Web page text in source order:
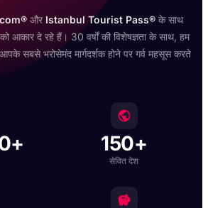
और Istanbul Tourist Pass® के साथ
आकार दे रहे हैं। 30 वर्षों की विशेषज्ञता के साथ, हम
सबसे भरोसेमंद मार्गदर्शक होने पर गर्व महसूस करते
150+
सेवित देश